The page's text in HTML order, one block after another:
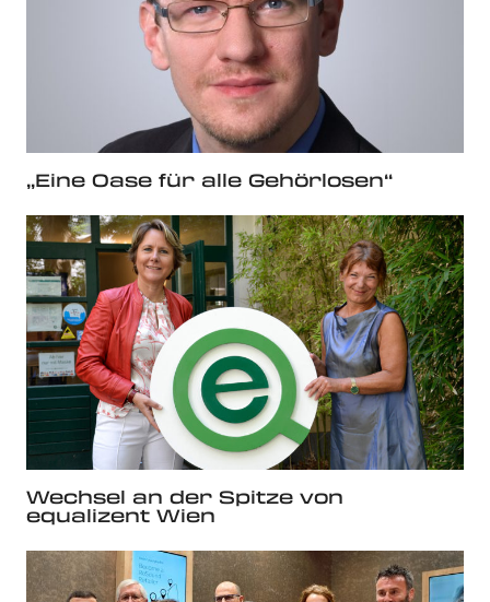
„Eine Oase für alle Gehörlosen“
Wechsel an der Spitze von
equalizent Wien